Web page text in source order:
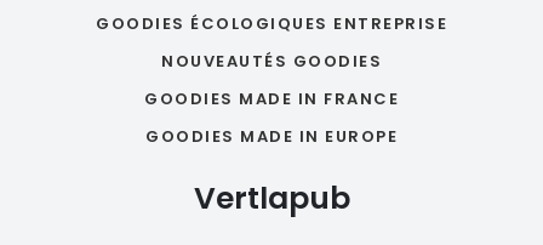
GOODIES ÉCOLOGIQUES ENTREPRISE
NOUVEAUTÉS GOODIES
GOODIES MADE IN FRANCE
GOODIES MADE IN EUROPE
Vertlapub